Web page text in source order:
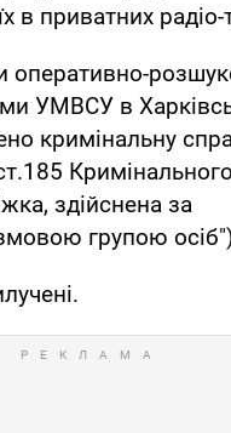
в приватних радіо-
оперативно-
УМВСУ в
кримінальну
здійснена за
групою